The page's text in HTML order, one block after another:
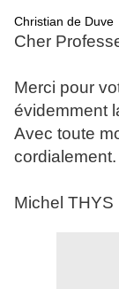
Christian de Duve
Cher
Merci pour
évidemment
Avec toute
cordialement.
Michel THYS